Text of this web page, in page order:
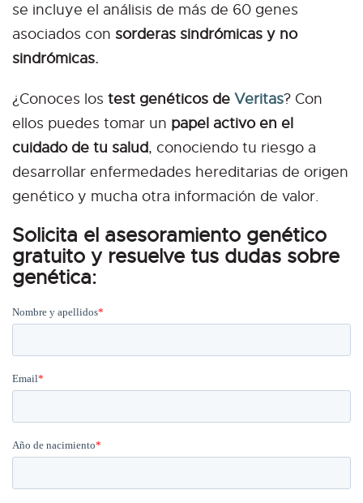
se incluye el análisis de más de 60 genes
asociados con sorderas sindrómicas y no
sindrómicas.
¿Conoces los test genéticos de Veritas? Con
ellos puedes tomar un papel activo en el
cuidado de tu salud, conociendo tu riesgo a
desarrollar enfermedades hereditarias de origen
genético y mucha otra información de valor.
Solicita el asesoramiento genético
gratuito y resuelve tus dudas sobre
genética: